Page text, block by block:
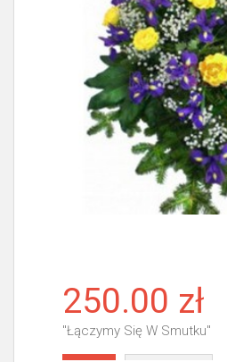
250.00 zł
"Łączymy Się W Smutku"